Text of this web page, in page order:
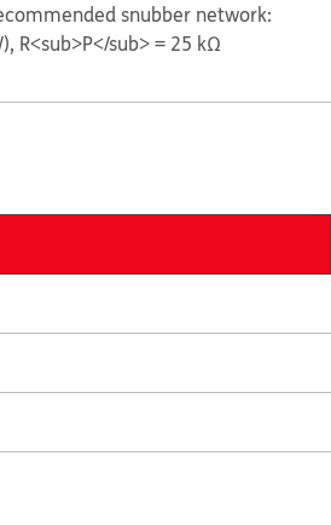
snubber network:
R<sub>P</sub> = 25 kΩ